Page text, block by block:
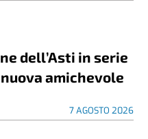
dell’Asti in serie
nuova amichevole
7 AGOSTO 2026